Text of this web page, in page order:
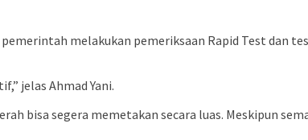
melakukan pemeriksaan Rapid Test dan
jelas Ahmad Yani.
bisa segera memetakan secara luas. Meskipun